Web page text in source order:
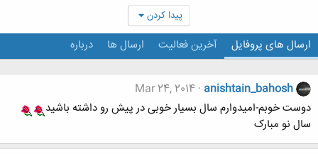
پیدا کردن
ارسال های پروفایل آخرین فعالیت ارسال ها درباره
anishtain_bahosh
Mar 24, 2014
دوست خوبم-امیدوارم سال بسیار خوبی در پیش رو داشته باشید
سال نو مبارک